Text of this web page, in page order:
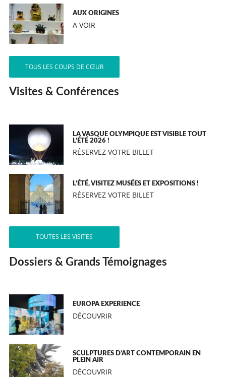
AUX ORIGINES
A VOIR
TOUS LES COUPS DE CŒUR
Visites & Conférences
LA VASQUE OLYMPIQUE EST VISIBLE TOUT
L’ÉTÉ 2026 !
RÉSERVEZ VOTRE BILLET
L’ÉTÉ, VISITEZ MUSÉES ET EXPOSITIONS !
RÉSERVEZ VOTRE BILLET
TOUTES LES VISITES
Dossiers & Grands Témoignages
EUROPA EXPERIENCE
DÉCOUVRIR
SCULPTURES D’ART CONTEMPORAIN EN
PLEIN AIR
DÉCOUVRIR